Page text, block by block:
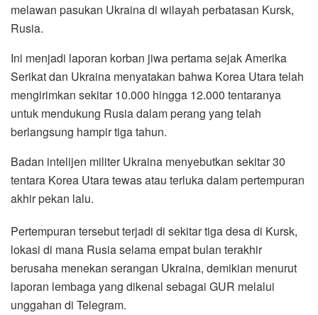
melawan pasukan Ukraina di wilayah perbatasan Kursk,
Rusia.
Ini menjadi laporan korban jiwa pertama sejak Amerika
Serikat dan Ukraina menyatakan bahwa Korea Utara telah
mengirimkan sekitar 10.000 hingga 12.000 tentaranya
untuk mendukung Rusia dalam perang yang telah
berlangsung hampir tiga tahun.
Badan intelijen militer Ukraina menyebutkan sekitar 30
tentara Korea Utara tewas atau terluka dalam pertempuran
akhir pekan lalu.
Pertempuran tersebut terjadi di sekitar tiga desa di Kursk,
lokasi di mana Rusia selama empat bulan terakhir
berusaha menekan serangan Ukraina, demikian menurut
laporan lembaga yang dikenal sebagai GUR melalui
unggahan di Telegram.